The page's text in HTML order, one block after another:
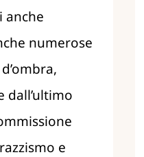
anche
numerose
dall’ultimo
e